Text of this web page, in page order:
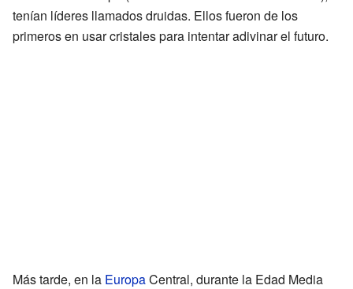
tenían líderes llamados druidas. Ellos fueron de los
primeros en usar cristales para intentar adivinar el futuro.
Más tarde, en la EuropaCentral, durante la Edad Media